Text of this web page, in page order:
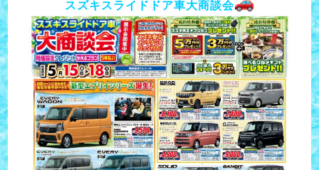
スズキスライドドア車大商談会